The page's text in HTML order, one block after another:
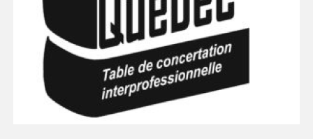
Espace enseignant·e·s
Espace pro